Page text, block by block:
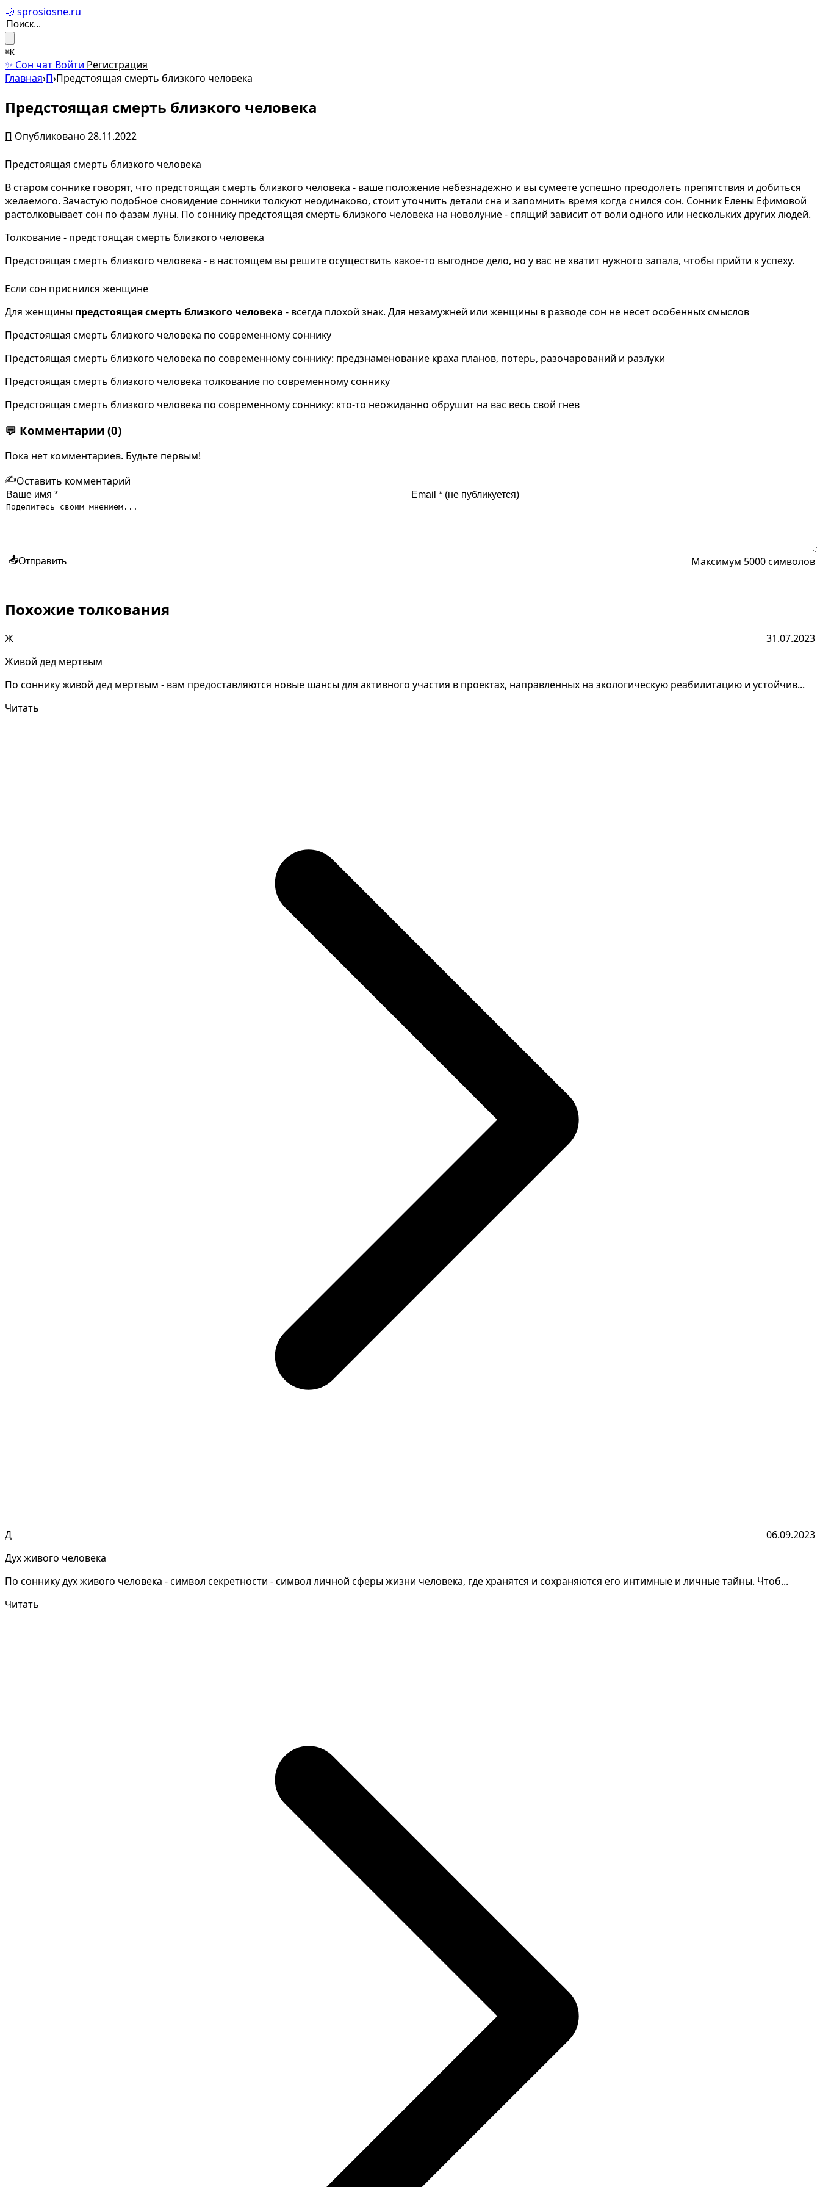
🌙 sprosiosne.ru
⌘K
✨ Сон чат Войти Регистрация
Главная›П›Предстоящая смерть близкого человека
Предстоящая смерть близкого человека
П Опубликовано 28.11.2022
Предстоящая смерть близкого человека
В старом соннике говорят, что предстоящая смерть близкого человека - ваше положение небезнадежно и вы сумеете успешно преодолеть препятствия и добиться
желаемого. Зачастую подобное сновидение сонники толкуют неодинаково, стоит уточнить детали сна и запомнить время когда снился сон. Сонник Елены Ефимовой
растолковывает сон по фазам луны. По соннику предстоящая смерть близкого человека на новолуние - спящий зависит от воли одного или нескольких других людей.
Толкование - предстоящая смерть близкого человека
Предстоящая смерть близкого человека - в настоящем вы решите осуществить какое-то выгодное дело, но у вас не хватит нужного запала, чтобы прийти к успеху.
Если сон приснился женщине
Для женщины предстоящая смерть близкого человека - всегда плохой знак. Для незамужней или женщины в разводе сон не несет особенных смыслов
Предстоящая смерть близкого человека по современному соннику
Предстоящая смерть близкого человека по современному соннику: предзнаменование краха планов, потерь, разочарований и разлуки
Предстоящая смерть близкого человека толкование по современному соннику
Предстоящая смерть близкого человека по современному соннику: кто-то неожиданно обрушит на вас весь свой гнев
💬 Комментарии (0)
Пока нет комментариев. Будьте первым!
✍️Оставить комментарий
📤Отправить Максимум 5000 символов
Похожие толкования
Ж
31.07.2023
Живой дед мертвым
По соннику живой дед мертвым - вам предоставляются новые шансы для активного участия в проектах, направленных на экологическую реабилитацию и устойчив...
Читать
Д
06.09.2023
Дух живого человека
По соннику дух живого человека - символ секретности - символ личной сферы жизни человека, где хранятся и сохраняются его интимные и личные тайны. Чтоб...
Читать